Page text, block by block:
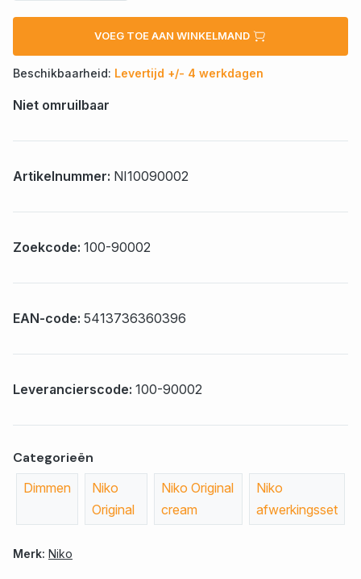
VOEG TOE AAN WINKELMAND
Beschikbaarheid: Levertijd +/- 4 werkdagen
Niet omruilbaar
Artikelnummer: NI10090002
Zoekcode: 100-90002
EAN-code: 5413736360396
Leverancierscode: 100-90002
Categorieën
Dimmen
Niko
Original
Niko Original
cream
Niko
afwerkingsset
Merk: Niko